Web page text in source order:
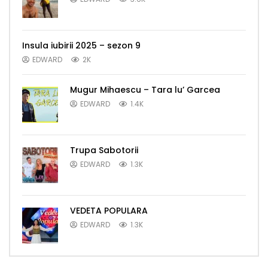
Insula iubirii 2025 – sezon 9
EDWARD 2K
Mugur Mihaescu – Tara lu’ Garcea
EDWARD 1.4K
Trupa Sabotorii
EDWARD 1.3K
VEDETA POPULARA
EDWARD 1.3K